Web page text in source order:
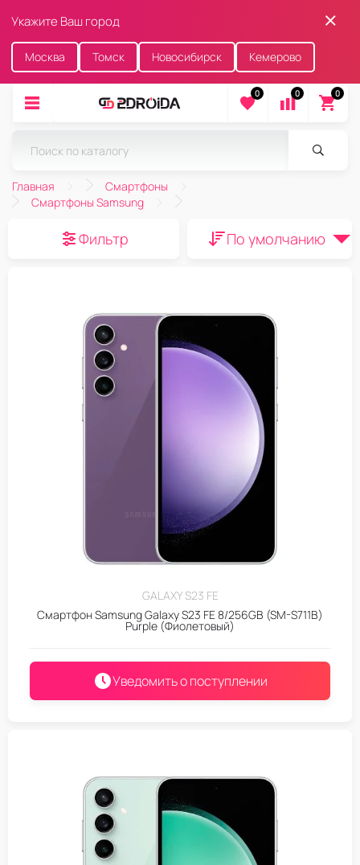
Укажите Ваш город
Москва Томск Новосибирск Кемерово
0 0 0
Главная
Смартфоны
Смартфоны Samsung
Фильтр По умолчанию
GALAXY S23 FE
Смартфон Samsung Galaxy S23 FE 8/256GB (SM-S711B)
Purple (Фиолетовый)
Уведомить о поступлении